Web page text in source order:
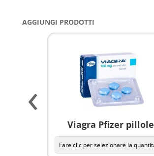
AGGIUNGI PRODOTTI
Viagra Pfizer pillole
‹